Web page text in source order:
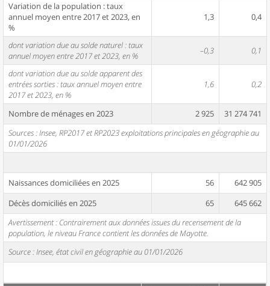
Variation de la population : taux
annuel moyen entre 2017 et 2023, en
%
1,3 0,4
dont variation due au solde naturel : taux
annuel moyen entre 2017 et 2023, en %
–0,3 0,1
dont variation due au solde apparent des
entrées sorties : taux annuel moyen entre
2017 et 2023, en %
1,6 0,2
Nombre de ménages en 2023 2 925
31 274 741
Sources : Insee, RP2017 et RP2023 exploitations principales en géographie au
01/01/2026
Naissances domiciliées en 2025 56
642 905
Décès domiciliés en 2025
65
645 662
Avertissement : Contrairement aux données issues du recensement de la
population, le niveau France contient les données de Mayotte.
Source : Insee, état civil en géographie au 01/01/2026